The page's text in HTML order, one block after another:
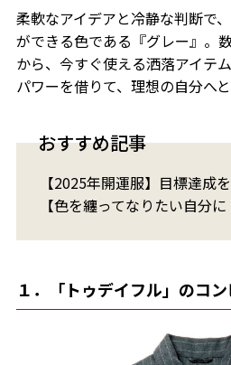
柔軟なアイデアと冷静な判断で
ができる色である『グレー』。
から、今すぐ使える洒落アイテ
パワーを借りて、理想の自分へと
おすすめ記事
【2025年開運服】目標達成
【色を纏ってなりたい自分に
１．「トゥデイフル」のコ